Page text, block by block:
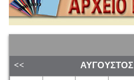
ΑΎΓΟΥΣΤΟΣ